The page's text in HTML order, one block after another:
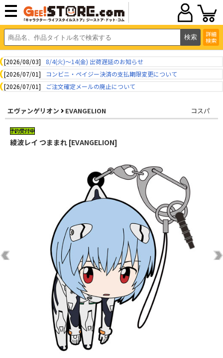
詳細
検索
[2026/08/03]
8/4(火)～14(金) 出荷遅延のお知らせ
[2026/07/01]
コンビニ・ペイジー決済の支払期限変更について
[2026/07/01]
ご注文確定メールの廃止について
エヴァンゲリオン EVANGELION コスパ
綾波レイ つままれ [EVANGELION]